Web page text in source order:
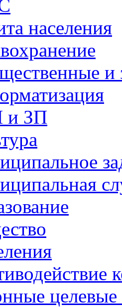
населения
и
и ЗП